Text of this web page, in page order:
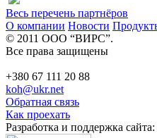
Весь перечень партнёров
О компании Новости
© 2011 ООО “ВИРС”.
Все права защищены
+380 67 111 20 88
koh@ukr.net
Обратная связь
Как проехать
Разработка и поддержка сайта: